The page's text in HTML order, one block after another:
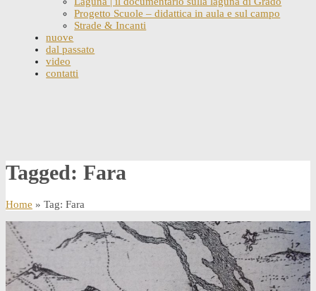
Progetto Scuole – didattica in aula e sul campo
Strade & Incanti
nuove
dal passato
video
contatti
Tagged: Fara
Home » Tag: Fara